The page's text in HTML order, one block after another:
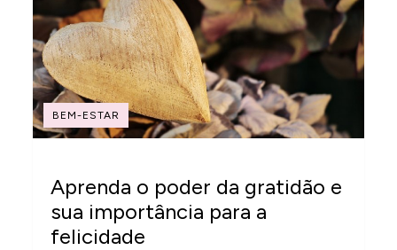
BEM-ESTAR
Aprenda o poder da gratidão e
sua importância para a
felicidade